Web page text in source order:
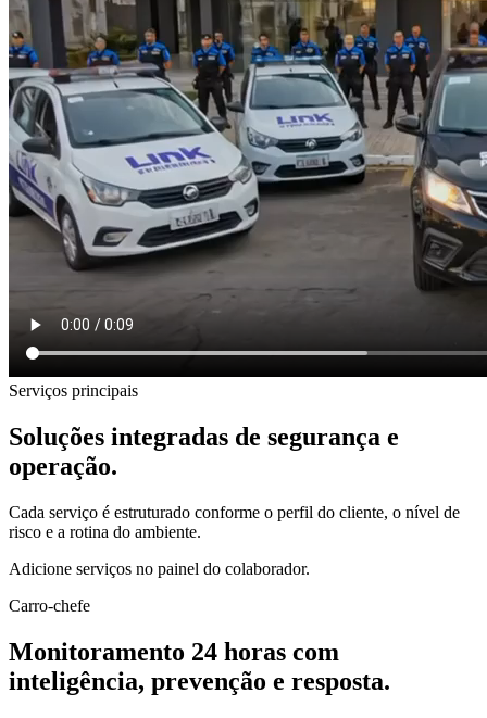
Serviços principais
Soluções integradas de segurança e
operação.
Cada serviço é estruturado conforme o perfil do cliente, o nível de
risco e a rotina do ambiente.
Adicione serviços no painel do colaborador.
Carro-chefe
Monitoramento 24 horas com
inteligência, prevenção e resposta.